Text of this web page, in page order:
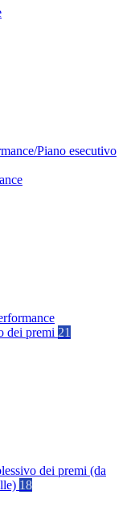
Piano esecutivo
dei premi 21
dei premi (da
18